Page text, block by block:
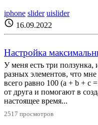
iphone slider uislider
schedule 16.09.2022
Настройка
У меня есть три
разных элементов, что
всего равно 100 (a + b + c
от друга и помогают в
настоящее время...
2517 просмотров